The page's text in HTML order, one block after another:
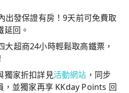
出發保證有房！9天前可免費取
延回。
大超商24小時輕鬆取高鐵票，
獨家折扣詳見活動網站 ，同步
，並獨家再享 KKday Points 回